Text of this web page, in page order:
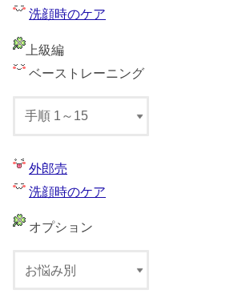
洗顔時のケア
上級編
ベーストレーニング
外郎売
洗顔時のケア
オプション